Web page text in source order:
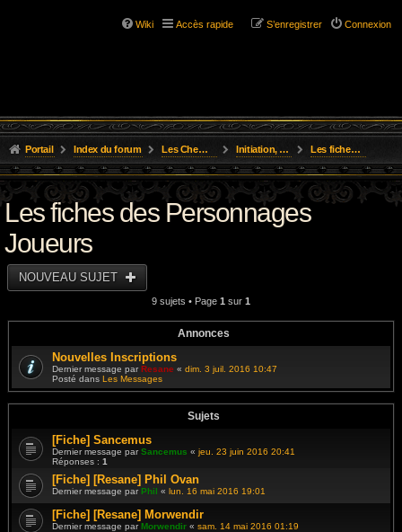
Wiki Accès rapide Connexion
S’enregistrer
Portail Index du forum Les Chemins de L'Aventure Initiation, Scénarios Courts Les fiches des Personnages Joueurs
Les fiches des Personnages
Joueurs
NOUVEAU SUJET
9 sujets • Page 1 sur 1
Annonces
Nouvelles Inscriptions
Dernier message parResane « dim. 3 juil. 2016 10:47
Posté dans Les Messages
Sujets
[Fiche] Sancemus
Dernier message parSancemus « jeu. 23 juin 2016 20:41
Réponses : 1
[Fiche] [Resane] Phil Ovan
Dernier message parPhil « lun. 16 mai 2016 19:01
[Fiche] [Resane] Morwendir
Dernier message parMorwendir « sam. 14 mai 2016 01:19